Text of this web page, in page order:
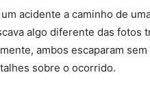
acidente a caminho de
algo diferente das fotos
ambos escaparam
sobre o ocorrido.